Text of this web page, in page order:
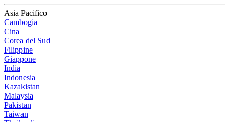
Asia Pacifico
Cambogia
Cina
Corea del Sud
Filippine
Giappone
India
Indonesia
Kazakistan
Malaysia
Pakistan
Taiwan